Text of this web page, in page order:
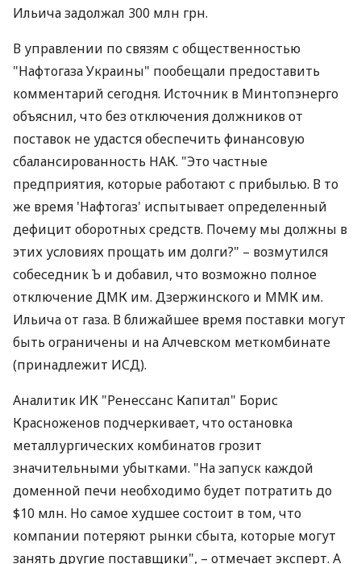
Ильича задолжал 300 млн грн.
В управлении по связям с общественностью
"Нафтогаза Украины" пообещали предоставить
комментарий сегодня. Источник в Минтопэнерго
объяснил, что без отключения должников от
поставок не удастся обеспечить финансовую
сбалансированность НАК. "Это частные
предприятия, которые работают с прибылью. В то
же время 'Нафтогаз' испытывает определенный
дефицит оборотных средств. Почему мы должны в
этих условиях прощать им долги?" – возмутился
собеседник Ъ и добавил, что возможно полное
отключение ДМК им. Дзержинского и ММК им.
Ильича от газа. В ближайшее время поставки могут
быть ограничены и на Алчевском меткомбинате
(принадлежит ИСД).
Аналитик ИК "Ренессанс Капитал" Борис
Красноженов подчеркивает, что остановка
металлургических комбинатов грозит
значительными убытками. "На запуск каждой
доменной печи необходимо будет потратить до
$10 млн. Но самое худшее состоит в том, что
компании потеряют рынки сбыта, которые могут
занять другие поставщики", – отмечает эксперт. А